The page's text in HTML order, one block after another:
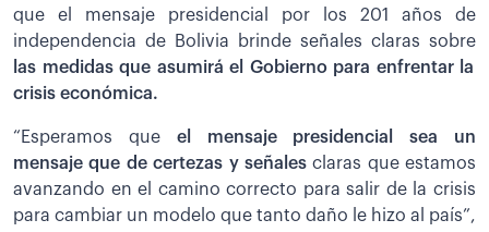
que el mensaje presidencial por los 201 años de
independencia de Bolivia brinde señales claras sobre
las medidas que asumirá el Gobierno para enfrentar la
crisis económica.
“Esperamos queel mensaje presidencial sea un
mensaje que de certezas y señalesclaras que estamos
avanzando en el camino correcto para salir de la crisis
para cambiar un modelo que tanto daño le hizo al país”,